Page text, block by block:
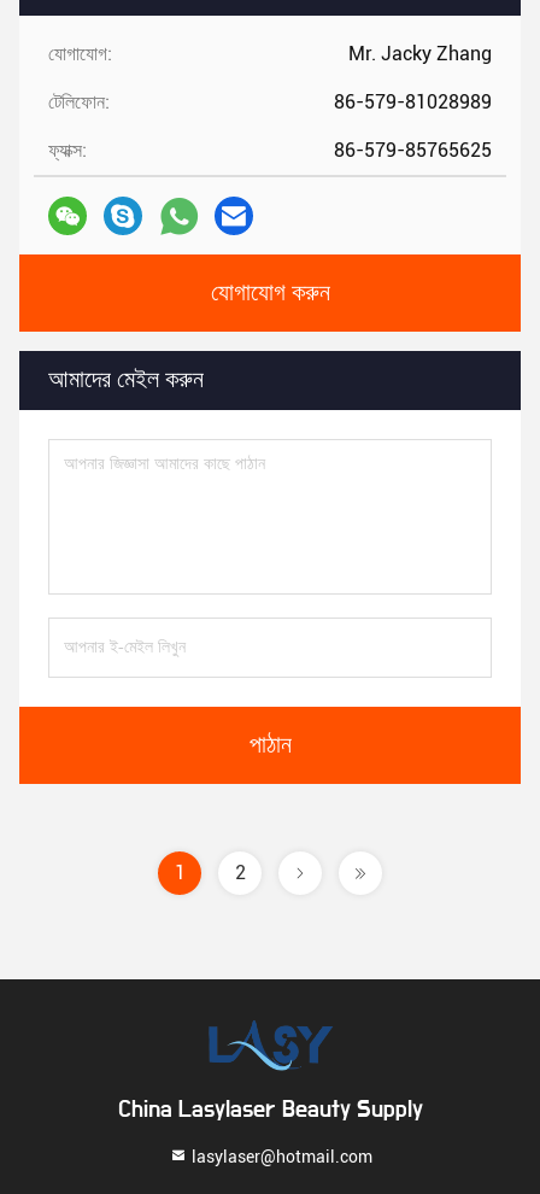
যোগাযোগ: Mr. Jacky Zhang
টেলিফোন: 86-579-81028989
ফ্যাক্স: 86-579-85765625
যোগাযোগ করুন
আমাদের মেইল ​​করুন
পাঠান
1 2
China Lasylaser Beauty Supply
lasylaser@hotmail.com